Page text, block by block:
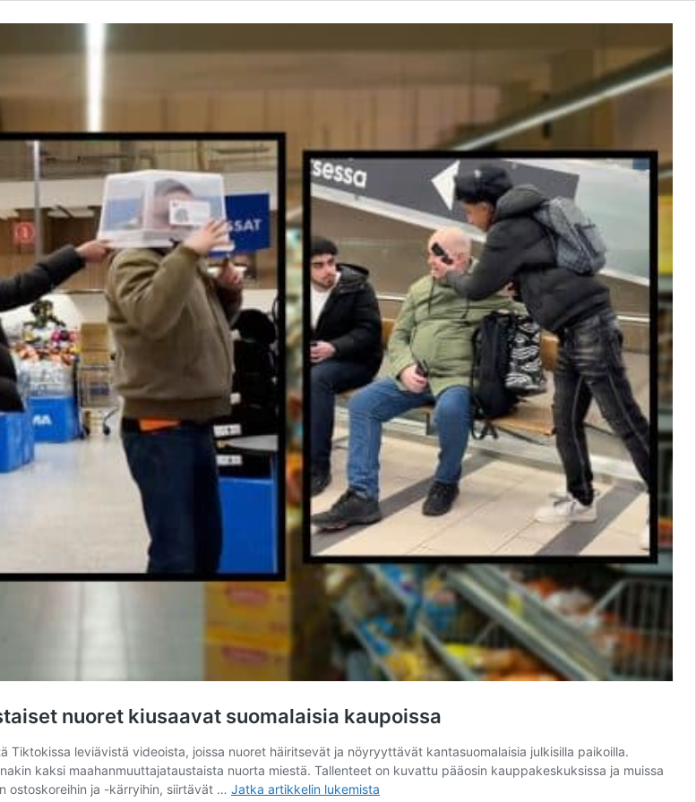
nuoret kiusaavat suomalaisia kaupoissa
leviävistä videoista, joissa nuoret häiritsevät ja nöyryyttävät kantasuomalaisia julkisilla paikoilla.
kaksi maahanmuuttajataustaista nuorta miestä. Tallenteet on kuvattu pääosin kauppakeskuksissa ja muissa
ostoskoreihin ja -kärryihin, siirtävät … Jatka artikkelin Ikävä
lukemista